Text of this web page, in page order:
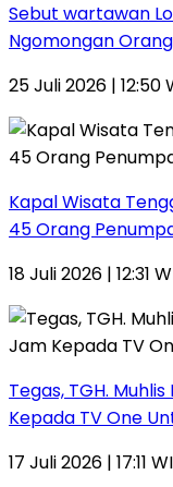
Sebut wartawan
Ngomongan
25 Juli 2026 | 12:50
Kapal Wisata
45 Orang
18 Juli 2026 | 12:31
Tegas, TGH.
Kepada TV One
17 Juli 2026 | 17:11